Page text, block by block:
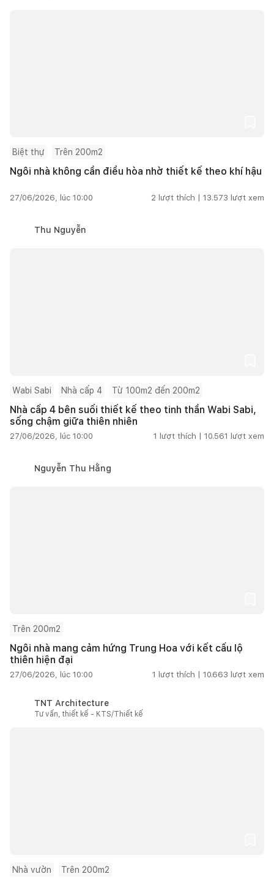
Biệt thự Trên 200m2
Ngôi nhà không cần điều hòa nhờ thiết kế theo khí hậu
27/06/2026, lúc 10:00 2 lượt thích | 13.573 lượt xem
Thu Nguyễn
Wabi Sabi Nhà cấp 4 Từ 100m2 đến 200m2
Nhà cấp 4 bên suối thiết kế theo tinh thần Wabi Sabi,
sống chậm giữa thiên nhiên
27/06/2026, lúc 10:00 1 lượt thích | 10.561 lượt xem
Nguyễn Thu Hằng
Trên 200m2
Ngôi nhà mang cảm hứng Trung Hoa với kết cấu lộ
thiên hiện đại
27/06/2026, lúc 10:00 1 lượt thích | 10.663 lượt xem
TNT Architecture
Tư vấn, thiết kế - KTS/Thiết kế
Nhà vườn Trên 200m2